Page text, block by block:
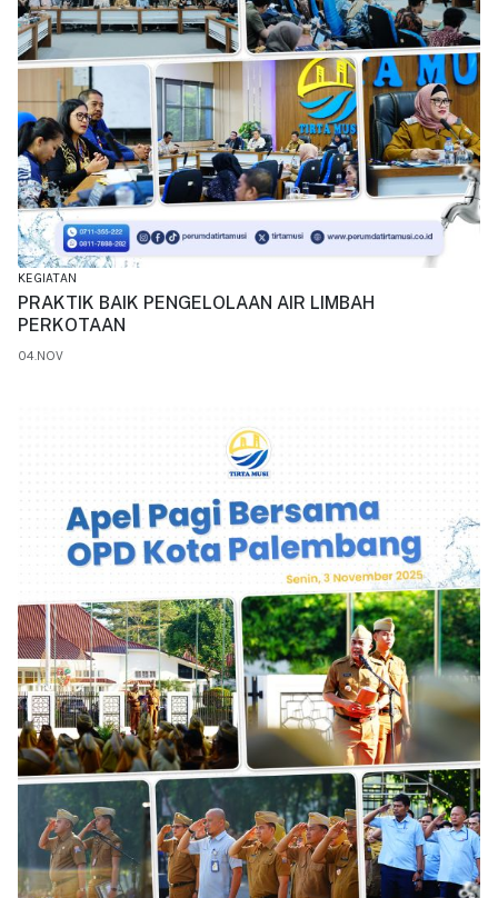
KEGIATAN
PRAKTIK BAIK PENGELOLAAN AIR LIMBAH
PERKOTAAN
04.NOV